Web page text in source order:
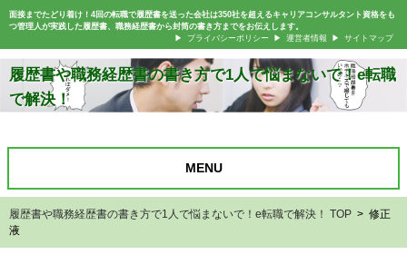
面接までたどり着け！4回の転職で履歴書を送った会社は350社を超えるキャリアコンサルタント資格をも
つ管理人が実践した履歴書、職務経歴書から封筒の書き方までをお伝えします。
プライバシーポリシー
運営者情報 サイトマップ
履歴書や職務経歴書の書き方で1人で悩まないで！e転職
で解決！
MENU
履歴書や職務経歴書の書き方で1人で悩まないで！e転職で解決！ TOP > 修正
液